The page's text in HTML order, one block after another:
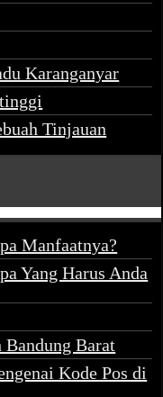
Karanganyar
Tinjauan
Manfaatnya?
Yang Harus Anda
Bandung Barat
Kode Pos di